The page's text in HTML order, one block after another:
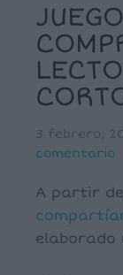
3 febrero,
comentario
A partir
elaborado